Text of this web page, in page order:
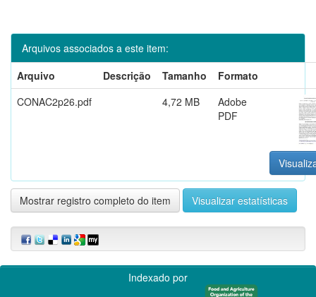
Arquivos associados a este item:
Arquivo
Descrição Tamanho
Formato
CONAC2p26.pdf
4,72 MB
Adobe
PDF
Mostrar registro completo do item Visualizar estatísticas
Indexado por